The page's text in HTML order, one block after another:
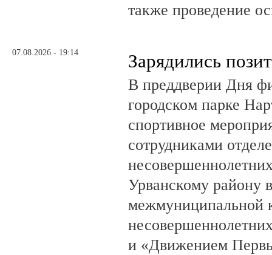
также проведение
07.08.2026 - 19:14 Зарядились
В преддверии Дня
городском парке
спортивное
сотрудниками
Урванскому району
межмуниципальной
и «Движением